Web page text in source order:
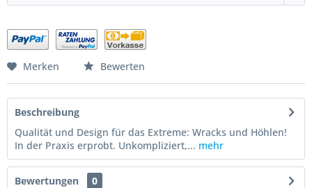
Merken Bewerten
Beschreibung
Qualität und Design für das Extreme: Wracks und Höhlen!
In der Praxis erprobt. Unkompliziert,... mehr
Bewertungen
0